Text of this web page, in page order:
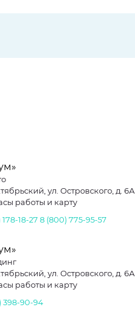
ул. Островского, д. 6А
работы и карту
178-18-27 8 (800) 775-95-57
ул. Островского, д. 6А
работы и карту
398-90-94